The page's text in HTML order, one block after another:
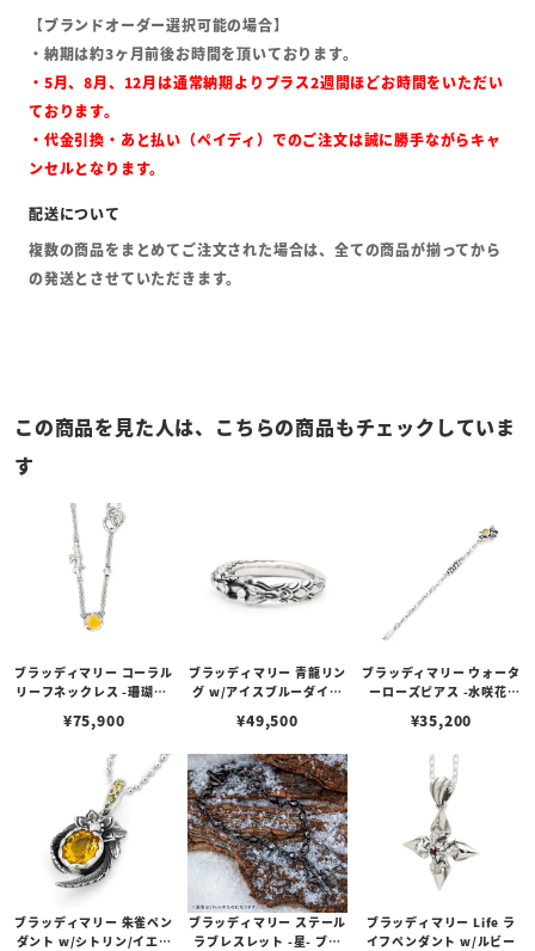
【ブランドオーダー選択可能の場合】
・納期は約3ヶ月前後お時間を頂いております。
・5月、8月、12月は通常納期よりプラス2週間ほどお時間をいただい
ております。
・代金引換・あと払い（ペイディ）でのご注文は誠に勝手ながらキャ
ンセルとなります。
複数の商品をまとめてご注文された場合は、全ての商品が揃ってから
の発送とさせていただきます。
この商品を見た人は、こちらの商品もチェックしていま
す
ブラッディマリー コーラル
リーフネックレス -珊瑚礁-
¥75,900
ブラッディマリー 青龍リン
グ w/アイスブルーダイヤ
¥49,500
ブラッディマリー ウォータ
ーローズピアス -水咲花-
パール
¥35,200
ブラッディマリー 朱雀ペン
ダント w/シトリン/イエロ
ブラッディマリー ステール
ラブレスレット -星- ブラ
ブラッディマリー Life ラ
イフペンダント w/ルビー